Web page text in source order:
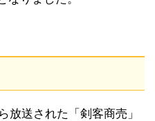
放送された「剣客商売」